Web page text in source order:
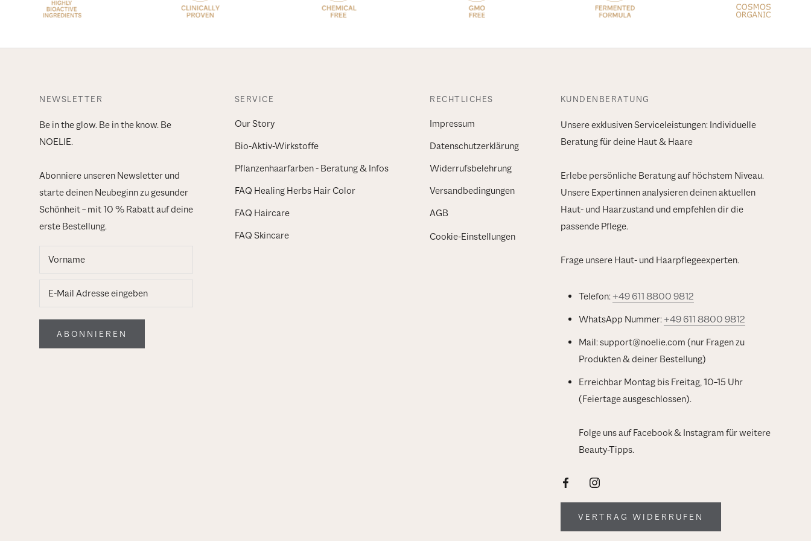
NEWSLETTER
Be in the glow. Be in the know. Be
NOELIE.
Abonniere unseren Newsletter und
starte deinen Neubeginn zu gesunder
Schönheit – mit 10 % Rabatt auf deine
erste Bestellung.
ABONNIEREN
SERVICE
Our Story
Bio-Aktiv-Wirkstoffe
Pflanzenhaarfarben - Beratung & Infos
FAQ Healing Herbs Hair Color
FAQ Haircare
FAQ Skincare
RECHTLICHES
Impressum
Datenschutzerklärung
Widerrufsbelehrung
Versandbedingungen
AGB
Cookie-Einstellungen
KUNDENBERATUNG
Unsere exklusiven Serviceleistungen: Individuelle
Beratung für deine Haut & Haare
Erlebe persönliche Beratung auf höchstem Niveau.
Unsere Expertinnen analysieren deinen aktuellen
Haut- und Haarzustand und empfehlen dir die
passende Pflege.
Frage unsere Haut- und Haarpflegeexperten.
Telefon: +49 611 8800 9812
WhatsApp Nummer: +49 611 8800 9812
Mail: support@noelie.com (nur Fragen zu
Produkten & deiner Bestellung)
Erreichbar Montag bis Freitag, 10–15 Uhr
(Feiertage ausgeschlossen).
Folge uns auf Facebook & Instagram für weitere
Beauty-Tipps.
VERTRAG WIDERRUFEN